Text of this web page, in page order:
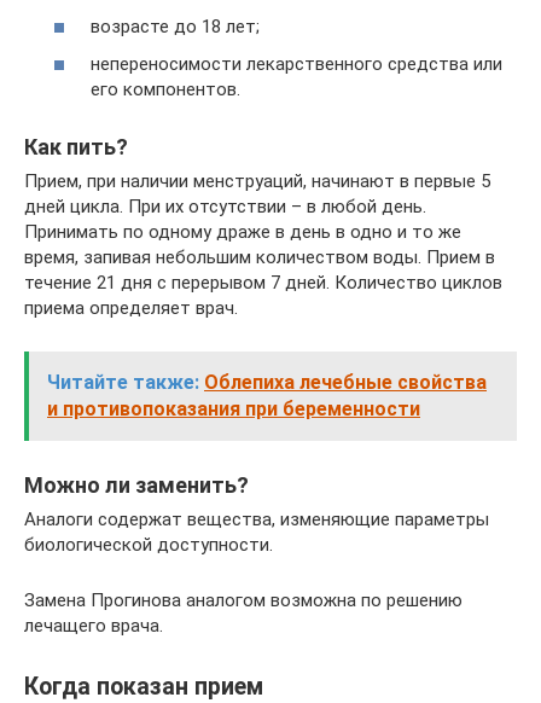
возрасте до 18 лет;
непереносимости лекарственного средства или
его компонентов.
Как пить?
Прием, при наличии менструаций, начинают в первые 5
дней цикла. При их отсутствии – в любой день.
Принимать по одному драже в день в одно и то же
время, запивая небольшим количеством воды. Прием в
течение 21 дня с перерывом 7 дней. Количество циклов
приема определяет врач.
Читайте также: Облепиха лечебные свойства
и противопоказания при беременности
Можно ли заменить?
Аналоги содержат вещества, изменяющие параметры
биологической доступности.
Замена Прогинова аналогом возможна по решению
лечащего врача.
Когда показан прием